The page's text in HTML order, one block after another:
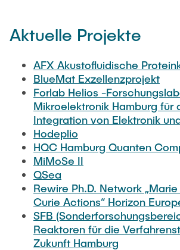
Hodeplio
MiMoSe II
Publikationsliste
QSea
Rewire
SFB SMARTe Reaktoren
Aufbau- und Verbindungstechnik
Reinraum
Analytik
MITARBEITENDE
AKTUELLES
Aktuelle Projekte
AFX Akustofluidische
BlueMat Exzellenzprojekt
Forlab Helios -
Mikroelektronik Hamburg für
Integration von Elektronik
Hodeplio
HQC Hamburg Quanten
MiMoSe II
QSea
Rewire Ph.D. Network
Curie Actions“ Horizon
SFB
Reaktoren für die
Zukunft Hamburg